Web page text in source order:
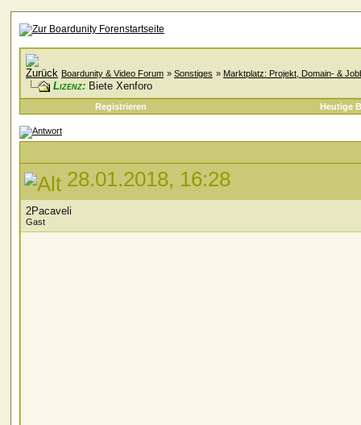
Boardunity & Video Forum » Sonstiges » Marktplatz: Projekt, Domain- &
Lizenz: Biete Xenforo
Registrieren Heutige
28.01.2018, 16:28
2Pacaveli
Gast